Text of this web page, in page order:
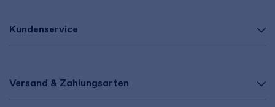
Kundenservice
Versand & Zahlungsarten